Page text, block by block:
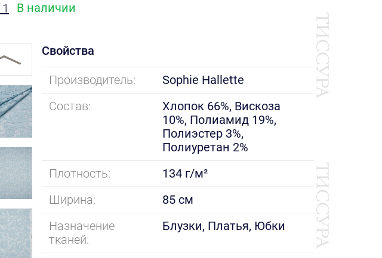
В наличии
Свойства
Производитель:
Sophie Hallette
Состав:
Хлопок 66%, Вискоза
10%, Полиамид 19%,
Полиэстер 3%,
Полиуретан 2%
Плотность:
134 г/м²
Ширина:
85 см
Назначение
тканей:
Блузки, Платья, Юбки